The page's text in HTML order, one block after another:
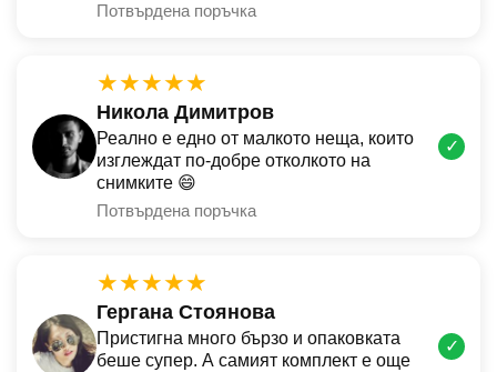
Потвърдена поръчка
★★★★★
Никола Димитров
Реално е едно от малкото неща, които
изглеждат по-добре отколкото на
снимките 😄
Потвърдена поръчка
✓
★★★★★
Гергана Стоянова
Пристигна много бързо и опаковката
беше супер. А самият комплект е още
✓